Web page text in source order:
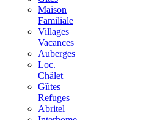
Maison
Familiale
Villages
Vacances
Auberges
Loc.
Châlet
Gîites
Refuges
Abritel